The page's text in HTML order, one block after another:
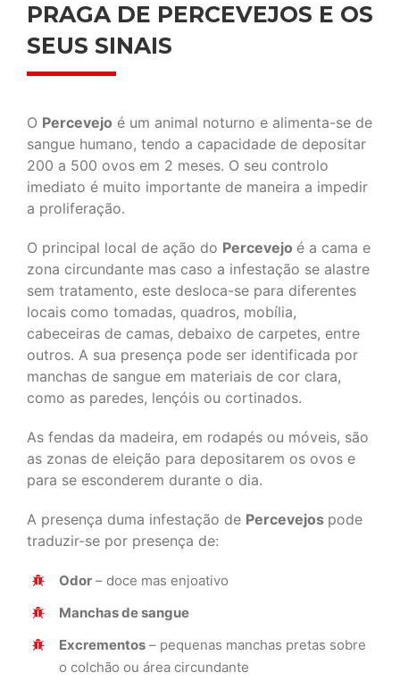
PRAGA DE PERCEVEJOS E OS
SEUS SINAIS
O Percevejo é um animal noturno e alimenta-se de
sangue humano, tendo a capacidade de depositar
200 a 500 ovos em 2 meses. O seu controlo
imediato é muito importante de maneira a impedir
a proliferação.
O principal local de ação do Percevejo é a cama e
zona circundante mas caso a infestação se alastre
sem tratamento, este desloca-se para diferentes
locais como tomadas, quadros, mobília,
cabeceiras de camas, debaixo de carpetes, entre
outros. A sua presença pode ser identificada por
manchas de sangue em materiais de cor clara,
como as paredes, lençóis ou cortinados.
As fendas da madeira, em rodapés ou móveis, são
as zonas de eleição para depositarem os ovos e
para se esconderem durante o dia.
A presença duma infestação de Percevejos pode
traduzir-se por presença de:
Odor – doce mas enjoativo
Manchas de sangue
Excrementos – pequenas manchas pretas sobre
o colchão ou área circundante